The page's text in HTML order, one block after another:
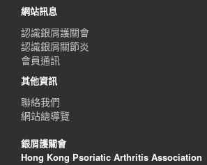
網站訊息
認識銀屑護關會
認識銀屑關節炎
會員通訊
其他資訊
聯絡我們
網站總導覽
銀屑護關會
Hong Kong Psoriatic Arthritis Association